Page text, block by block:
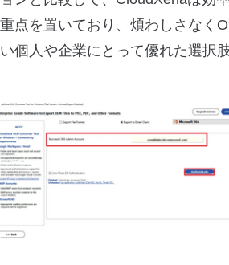
重点を置いており、煩わしさなく
い個人や企業にとって優れた選択